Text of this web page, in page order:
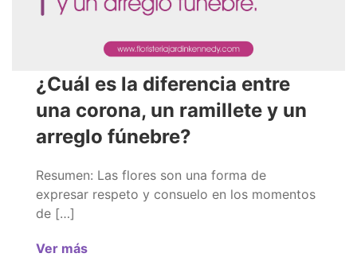
¿Cuál es la diferencia entre
una corona, un ramillete y un
arreglo fúnebre?
Resumen: Las flores son una forma de
expresar respeto y consuelo en los momentos
de […]
Ver más